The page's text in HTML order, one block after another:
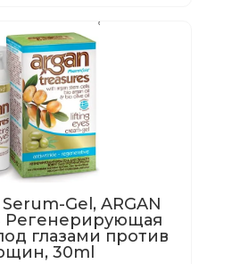
Gel, ARGAN
Регенерирующая
глазами против
30ml